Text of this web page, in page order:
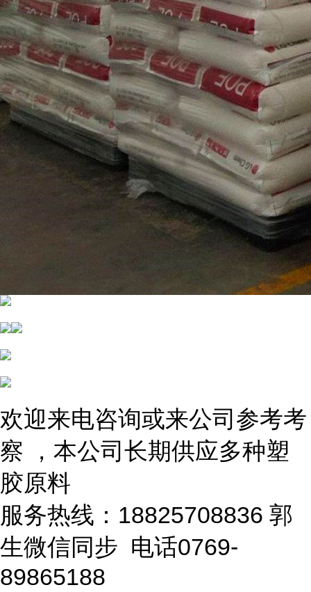
欢迎来电咨询或来公司参考考
察 ，本公司长期供应多种塑
胶原料
服务热线：18825708836 郭
生微信同步 电话0769-
89865188